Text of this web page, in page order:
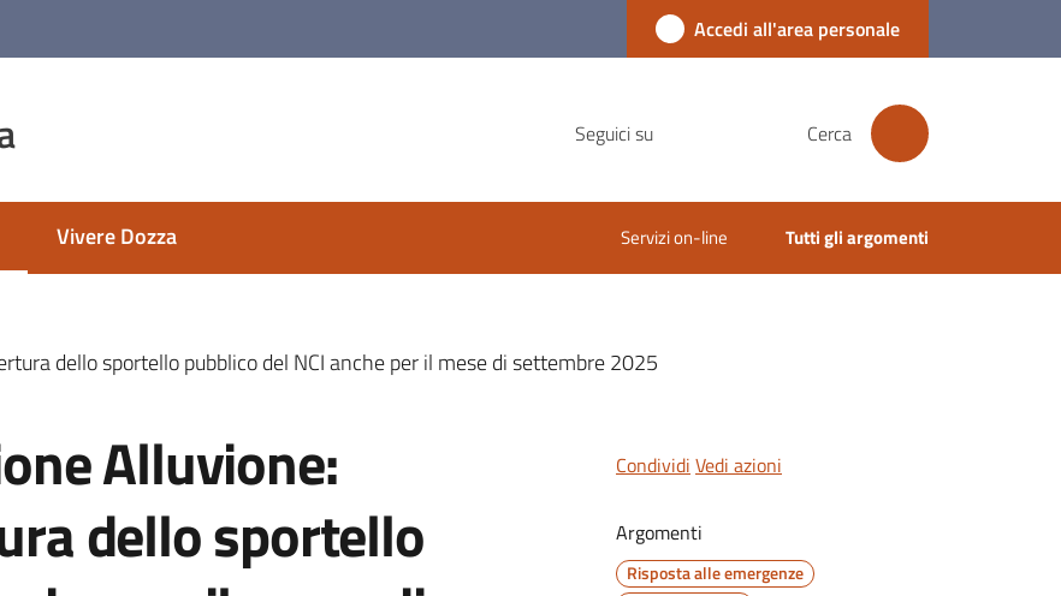
Accedi all'area personale
Seguici su Cerca
Vivere Dozza Servizi on-line Tutti gli argomenti
dello sportello pubblico del NCI anche per il mese di settembre 2025
Alluvione:
dello sportello
Condividi Vedi azioni
Argomenti
Risposta alle emergenze